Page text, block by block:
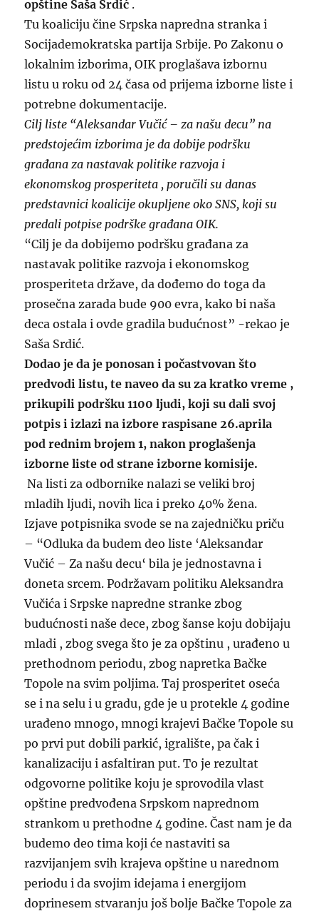
opštine Saša Srdić .
Tu koaliciju čine Srpska napredna stranka i
Socijademokratska partija Srbije. Po Zakonu o
lokalnim izborima, OIK proglašava izbornu
listu u roku od 24 časa od prijema izborne liste i
potrebne dokumentacije.
Cilj liste “Aleksandar Vučić – za našu decu” na
predstojećim izborima je da dobije podršku
građana za nastavak politike razvoja i
ekonomskog prosperiteta , poručili su danas
predstavnici koalicije okupljene oko SNS, koji su
predali potpise podrške građana OIK.
“Cilj je da dobijemo podršku građana za
nastavak politike razvoja i ekonomskog
prosperiteta države, da dođemo do toga da
prosečna zarada bude 900 evra, kako bi naša
deca ostala i ovde gradila budućnost” -rekao je
Saša Srdić.
Dodao je da je ponosan i počastvovan što
predvodi listu, te naveo da su za kratko vreme ,
prikupili podršku 1100 ljudi, koji su dali svoj
potpis i izlazi na izbore raspisane 26.aprila
pod rednim brojem 1, nakon proglašenja
izborne liste od strane izborne komisije.
Na listi za odbornike nalazi se veliki broj
mladih ljudi, novih lica i preko 40% žena.
Izjave potpisnika svode se na zajedničku priču
– “Odluka da budem deo liste ‘Aleksandar
Vučić – Za našu decu‘ bila je jednostavna i
doneta srcem. Podržavam politiku Aleksandra
Vučića i Srpske napredne stranke zbog
budućnosti naše dece, zbog šanse koju dobijaju
mladi , zbog svega što je za opštinu , urađeno u
prethodnom periodu, zbog napretka Bačke
Topole na svim poljima. Taj prosperitet oseća
se i na selu i u gradu, gde je u protekle 4 godine
urađeno mnogo, mnogi krajevi Bačke Topole su
po prvi put dobili parkić, igralište, pa čak i
kanalizaciju i asfaltiran put. To je rezultat
odgovorne politike koju je sprovodila vlast
opštine predvođena Srpskom naprednom
strankom u prethodne 4 godine. Čast nam je da
budemo deo tima koji će nastaviti sa
razvijanjem svih krajeva opštine u narednom
periodu i da svojim idejama i energijom
doprinesem stvaranju još bolje Bačke Topole za